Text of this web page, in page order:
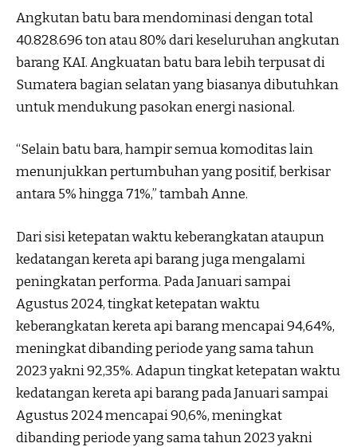
Angkutan batu bara mendominasi dengan total
40.828.696 ton atau 80% dari keseluruhan angkutan
barang KAI. Angkuatan batu bara lebih terpusat di
Sumatera bagian selatan yang biasanya dibutuhkan
untuk mendukung pasokan energi nasional.
“Selain batu bara, hampir semua komoditas lain
menunjukkan pertumbuhan yang positif, berkisar
antara 5% hingga 71%,” tambah Anne.
Dari sisi ketepatan waktu keberangkatan ataupun
kedatangan kereta api barang juga mengalami
peningkatan performa. Pada Januari sampai
Agustus 2024, tingkat ketepatan waktu
keberangkatan kereta api barang mencapai 94,64%,
meningkat dibanding periode yang sama tahun
2023 yakni 92,35%. Adapun tingkat ketepatan waktu
kedatangan kereta api barang pada Januari sampai
Agustus 2024 mencapai 90,6%, meningkat
dibanding periode yang sama tahun 2023 yakni